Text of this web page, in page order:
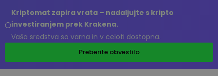
Kriptomat zapira vrata – nadaljujte s kripto
investiranjem prek Krakena.
Vaša sredstva so varna in v celoti dostopna.
Preberite obvestilo